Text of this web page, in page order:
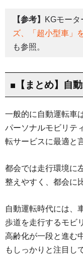
【参考】 KGモータ
ズ、「超小型車」
も参照。
■【まとめ】自
一般的に自動運転車
パーソナルモビリテ
転サービスに最適と
都会では走行環境に
整えやすく、都会に
自動運転時代には、
歩道を走行するモビ
高齢化が一段と進む
もしっかりと注目し